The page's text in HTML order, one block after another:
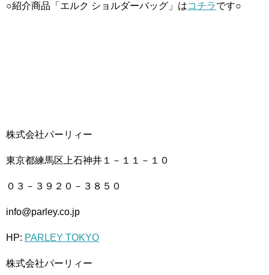
○紹介商品「エルク ショルダーバッグ」はコチラです○
株式会社パーリィー
東京都練馬区上石神井１－１１－１０
０３－３９２０－３８５０
info@parley.co.jp
HP: PARLEY TOKYO
株式会社パーリィー